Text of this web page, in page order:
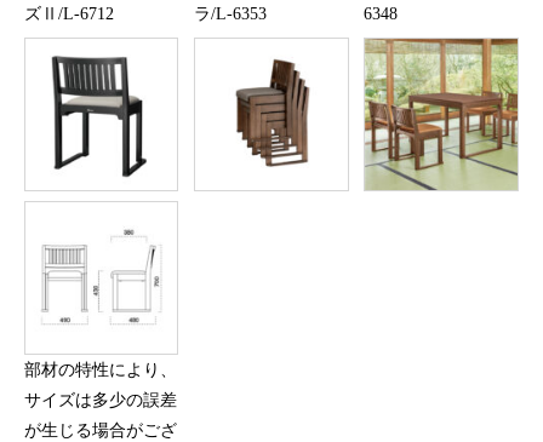
ズⅡ/L-6712
ラ/L-6353
6348
部材の特性により、
サイズは多少の誤差
が生じる場合がござ